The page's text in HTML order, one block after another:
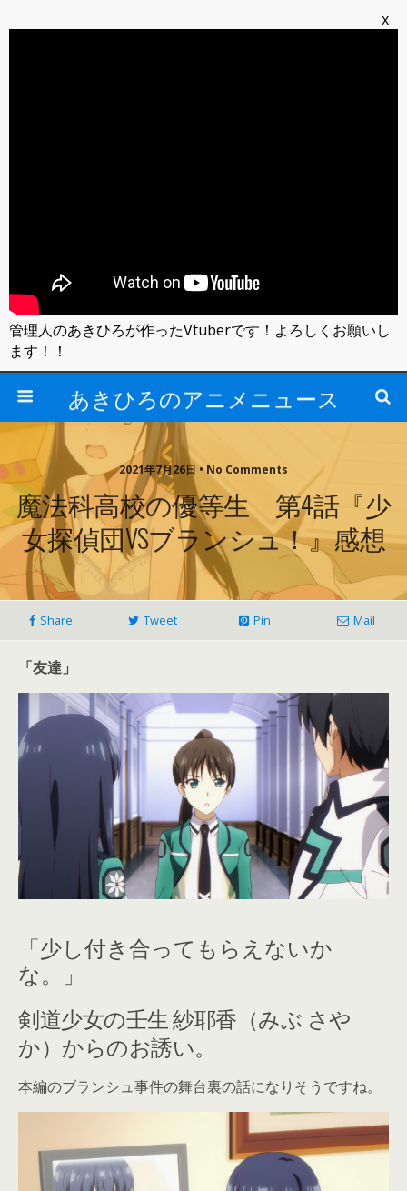
あきひろのアニメニュース
2021年7月26日 • No Comments
魔法科高校の優等生 第4話『少
女探偵団VSブランシュ！』感想
Share Tweet Pin Mail
「友達」
「少し付き合ってもらえないか
な。」
剣道少女の壬生 紗耶香（みぶ さや
か）からのお誘い。
本編のブランシュ事件の舞台裏の話になりそうですね。
x
管理人のあきひろが作ったVtuberです！よろしくお願いし
ます！！